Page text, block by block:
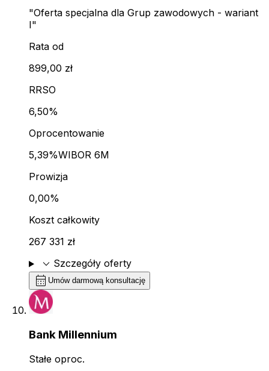
"Oferta specjalna dla Grup zawodowych - wariant
I"
Rata od
899,00 zł
RRSO
6,50%
Oprocentowanie
5,39%WIBOR 6M
Prowizja
0,00%
Koszt całkowity
267 331 zł
expand_more Szczegóły oferty
calendar_month Umów darmową konsultację
Bank Millennium
Stałe oproc.